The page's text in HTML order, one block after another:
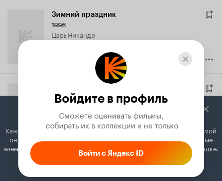
Зимний праздник
1996
царь Никандр
1995
Войдите в профиль
Сможете оценивать фильмы,
собирать их в коллекции и не только
Войти с Яндекс ID
Кажется, вы используете блокировщик рекламы. Вместе с рекламой
он может отключать постеры, папки с фильмами и другие важные
элементы. Добавьте Кинопоиск в исключения, и всё будет в порядке.
Как это сделать